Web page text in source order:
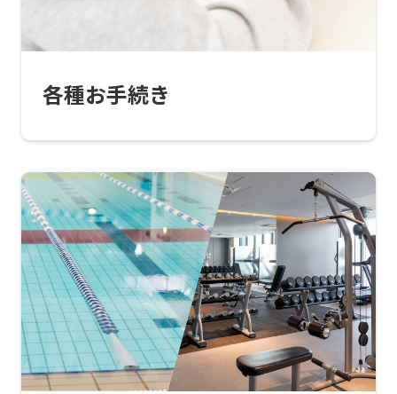
各種お手続き
automatic
translation)
top
page.
However,
if
you
use
an
automatic